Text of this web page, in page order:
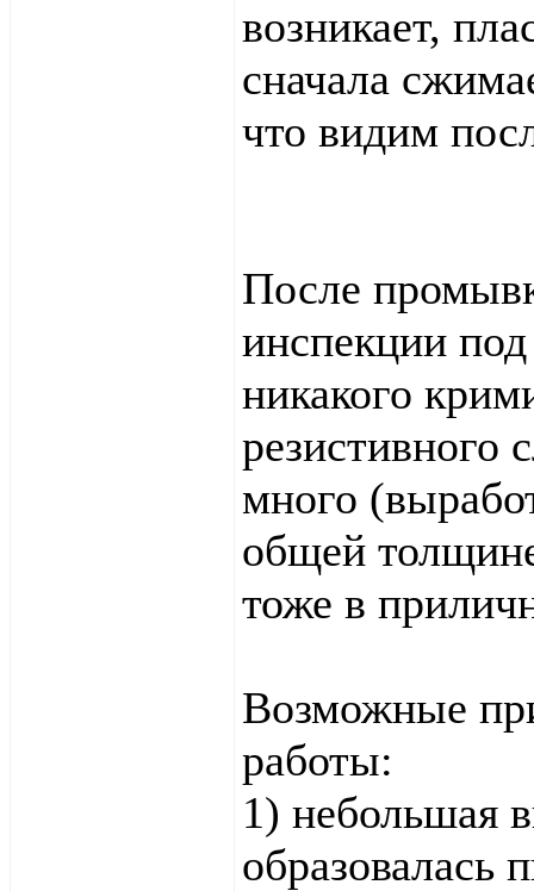
возникает,
сначала
что видим
После
инспекции
никакого
резистивного
много
общей
тоже в
Возможные
работы:
1) небольшая
образовалась